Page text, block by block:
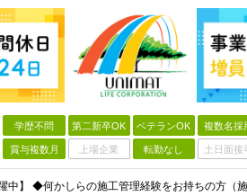
学歴不問 第二新卒OK ベテランOK 複数名採
賞与複数月 上場企業 転勤なし 土日面接